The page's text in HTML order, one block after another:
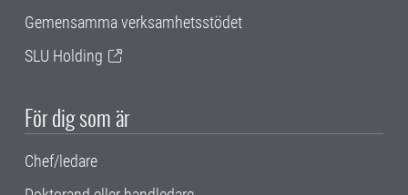
Gemensamma verksamhetsstödet
SLU Holding
För dig som är
Chef/ledare